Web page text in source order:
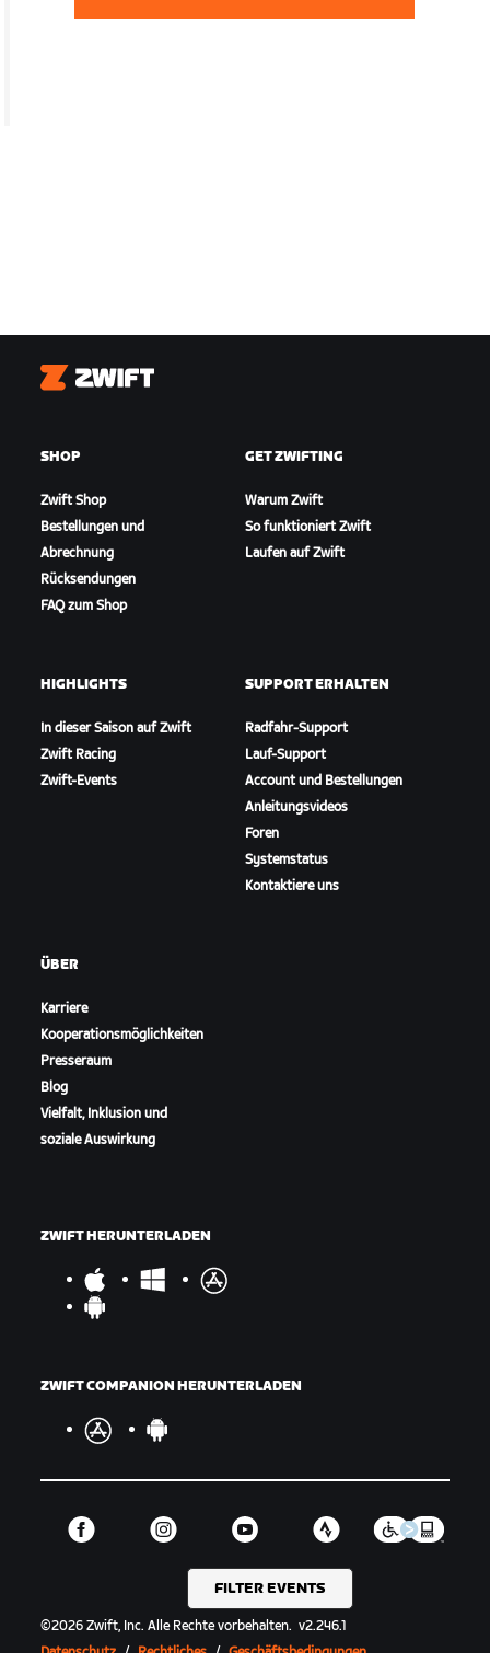
FILTER EVENTS
Zwift
SHOP
Zwift Shop
Bestellungen und
Abrechnung
Rücksendungen
FAQ zum Shop
GET ZWIFTING
Warum Zwift
So funktioniert Zwift
Laufen auf Zwift
HIGHLIGHTS
In dieser Saison auf Zwift
Zwift Racing
Zwift-Events
SUPPORT ERHALTEN
Radfahr-Support
Lauf-Support
Account und Bestellungen
Anleitungsvideos
Foren
Systemstatus
Kontaktiere uns
ÜBER
Karriere
Kooperationsmöglichkeiten
Presseraum
Blog
Vielfalt, Inklusion und
soziale Auswirkung
ZWIFT HERUNTERLADEN
ZWIFT COMPANION HERUNTERLADEN
©2026 Zwift, Inc.Alle Rechte vorbehalten. v2.246.1
Datenschutz / Rechtliches / Geschäftsbedingungen